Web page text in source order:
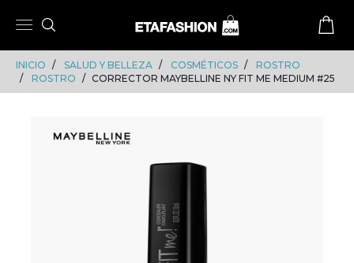
INICIO SALUD Y BELLEZA COSMÉTICOS
ROSTRO
ROSTRO
CORRECTOR MAYBELLINE NY FIT ME MEDIUM #25